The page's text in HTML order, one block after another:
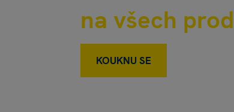
na všech
KOUKNU SE